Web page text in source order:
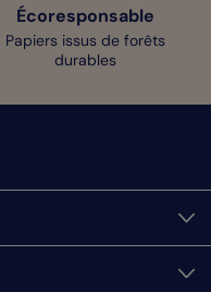
Écoresponsable
Papiers issus de forêts
durables